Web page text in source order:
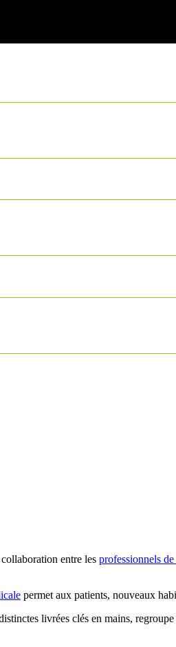
entre les professionnels de
permet aux patients, nouveaux
livrées clés en mains,